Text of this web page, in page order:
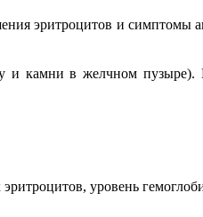
эритроцитов и симптомы
и камни в желчном пузыре).
уровень